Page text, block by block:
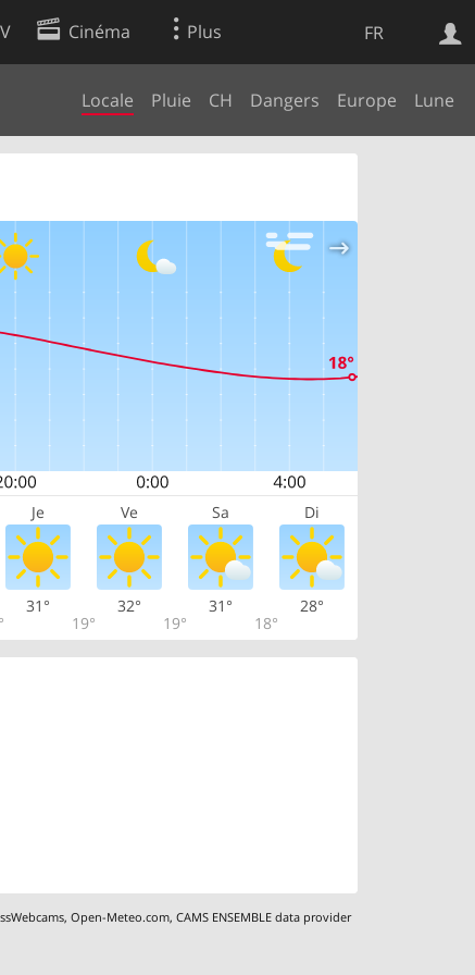
FR
Cinéma Plus
Locale Pluie CH Dangers Europe Lune
Je Ve Sa Di
31°
19°
32°
19°
31°
18°
28°
,Open-Meteo.com,CAMS ENSEMBLE data provider
Web